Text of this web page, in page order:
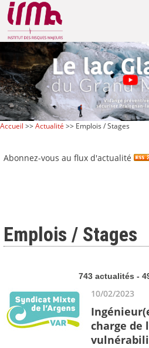
Accueil >>Actualité >> Emplois / Stages
Abonnez-vous au flux d'actualité
Emplois / Stages
743 actualités -
10/02/2023
charge de